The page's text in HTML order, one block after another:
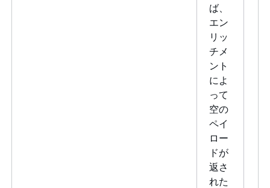
ば、
エン
リッ
チメ
ント
によ
って
空の
ペイ
ロー
ドが
返さ
れた